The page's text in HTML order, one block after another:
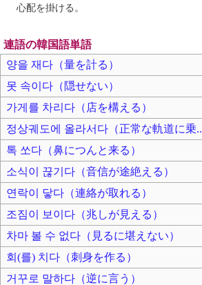
心配を掛ける。
連語の韓国語単語
양을 재다（量を計る）
못 속이다（隠せない）
가게를 차리다（店を構える）
정상궤도에 올라서다（正常な軌道に乗..
톡 쏘다（鼻につんと来る）
소식이 끊기다（音信が途絶える）
연락이 닿다（連絡が取れる）
조짐이 보이다（兆しが見える）
차마 볼 수 없다（見るに堪えない）
회(를) 치다（刺身を作る）
거꾸로 말하다（逆に言う）